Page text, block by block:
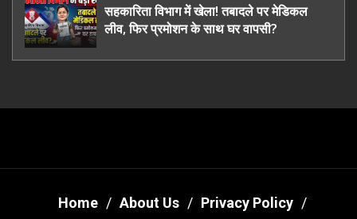
सहकारिता विभाग में खेला! तबादले पर मेडिकल
लीव, फिर प्रमोशन के साथ घर वापसी?
Home About Us Privacy Policy